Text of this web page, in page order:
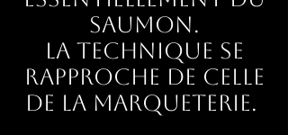
saumon.
La technique se
rapproche de celle
de la marqueterie.